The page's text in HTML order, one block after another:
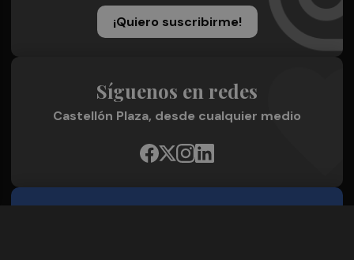
¡Quiero suscribirme!
Síguenos en redes
Castellón Plaza, desde cualquier medio